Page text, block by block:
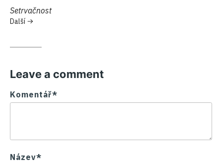
Další:
Setrvačnost
Další
Leave a comment
Komentář*
Název*